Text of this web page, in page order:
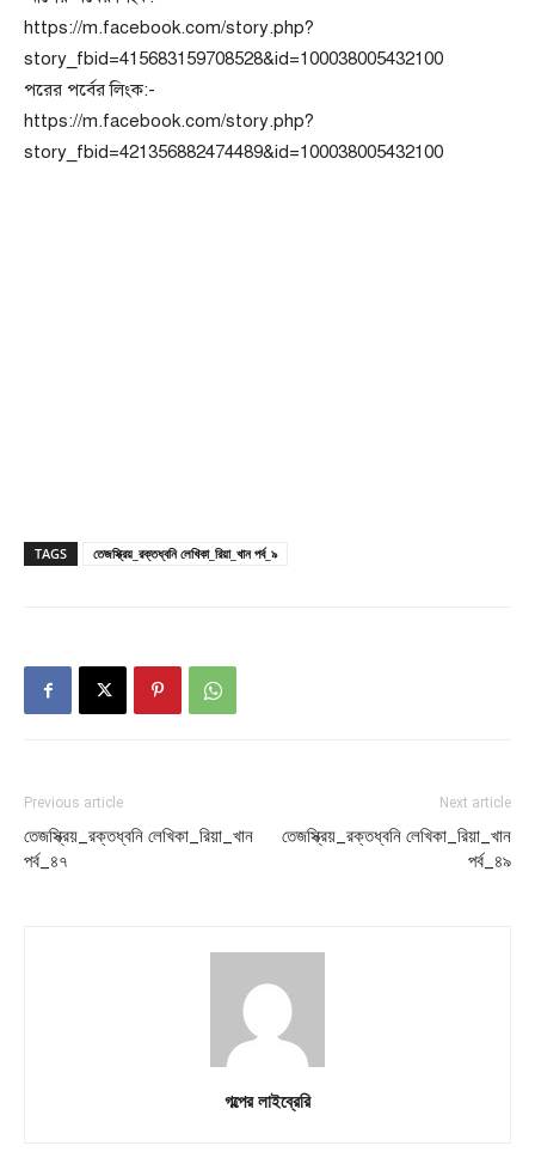
https://m.facebook.com/story.php?
story_fbid=415683159708528&id=100038005432100
পরের পর্বের লিংক:-
https://m.facebook.com/story.php?
story_fbid=421356882474489&id=100038005432100
TAGS তেজস্ক্রিয়_রক্তধ্বনি লেখিকা_রিয়া_খান পর্ব_৯
Previous article
তেজস্ক্রিয়_রক্তধ্বনি লেখিকা_রিয়া_খান
পর্ব_৪৭
Next article
তেজস্ক্রিয়_রক্তধ্বনি লেখিকা_রিয়া_খান
পর্ব_৪৯
গল্পের লাইব্রেরি